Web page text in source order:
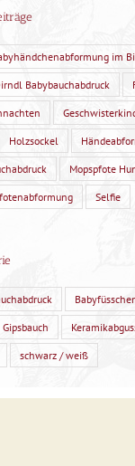
im
Babybauchabdruck
Holzsockel
Mopspfote
Selfie
Gipsbauch
schwarz / weiß